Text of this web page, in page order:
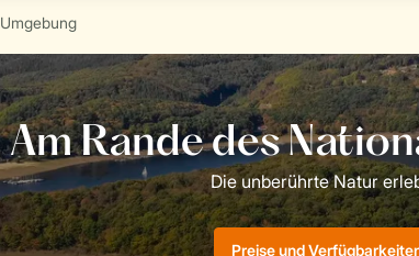
Umgebung
Preise und